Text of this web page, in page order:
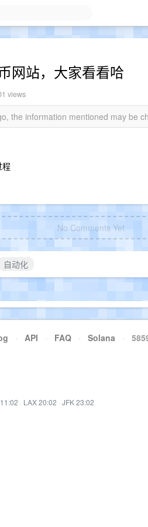
网站，大家看看哈
views
the information mentioned may be
程
No Comments Yet
自动化
· API · FAQ · Solana ·
· LAX 20:02 · JFK 23:02